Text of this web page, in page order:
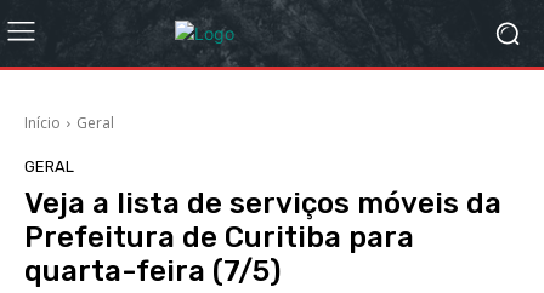
Início Geral
GERAL
Veja a lista de serviços móveis da
Prefeitura de Curitiba para
quarta-feira (7/5)